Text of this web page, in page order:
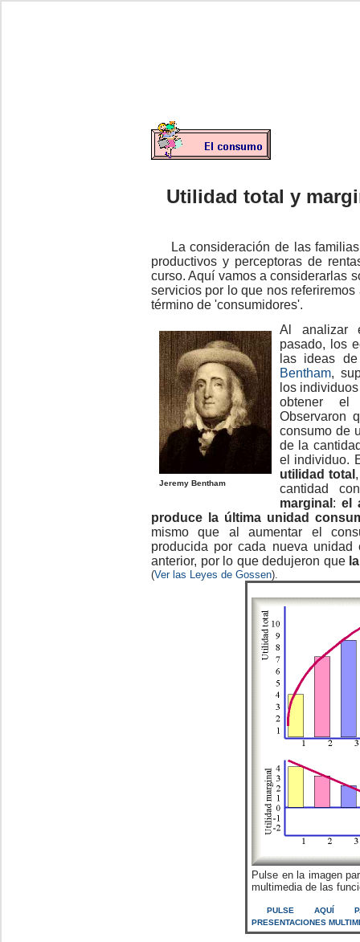
Utilidad total y
La consideración de las
productivos y perceptoras de
curso. Aquí vamos a considerarlas
servicios por lo que nos
término de 'consumidores'.
Jeremy Bentham
Al analizar
pasado, los
las ideas
Bentham,
los
obtener el
Observaron
consumo de
de la
el individuo.
utilidad total
cantidad
marginal :el
produce la última unidad
mismo que al aumentar el
producida por cada nueva
anterior, por lo que dedujeron que
(Ver las Leyes de Gossen).
Pulse en la imagen
multimedia de las
PULSE AQUÍ
PRESENTACIONES